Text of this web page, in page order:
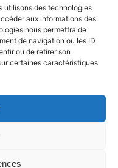
utilisons des technologies
aux informations des
nous permettra de
de navigation ou les ID
ou de retirer son
certaines caractéristiques